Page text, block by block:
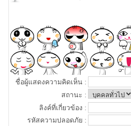
ชื่อผู้แสดงความคิดเห็น :
สถานะ :
ลิงค์ที่เกี่ยวข้อง :
รหัสความปลอดภัย :